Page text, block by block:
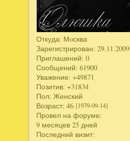
Откуда: Мoсква
Зарегистрирован: 29.11.2009
Приглашений: 0
Сообщений: 61900
Уважение: +49871
Позитив: +31834
Пол: Женский
Возраст: 46 [1979-09-14]
Провел на форуме:
9 месяцев 25 дней
Последний визит: